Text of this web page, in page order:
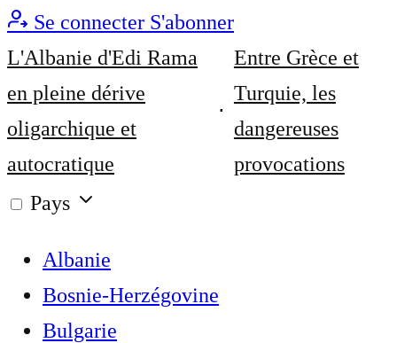
Se connecter S'abonner
L'Albanie d'Edi Rama
en pleine dérive
oligarchique et
autocratique
Entre Grèce et
Turquie, les
dangereuses
provocations
Pays
Albanie
Bosnie-Herzégovine
Bulgarie